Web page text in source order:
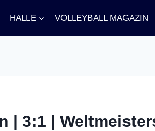
HALLE VOLLEYBALL MAGAZIN
| 3:1 |